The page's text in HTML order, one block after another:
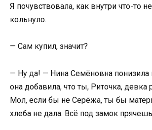
Я почувствовала, как внутри что-то
кольнуло.
— Сам купил, значит?
— Ну да! — Нина Семёновна понизила
она добавила, что ты, Риточка, девка
Мол, если бы не Серёжа, ты бы
хлеба не дала. Всё под замок